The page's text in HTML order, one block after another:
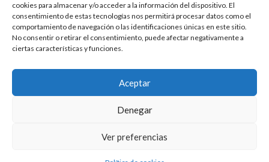
cookies para almacenar y/o acceder a la información del dispositivo. El
consentimiento de estas tecnologías nos permitirá procesar datos como el
comportamiento de navegación o las identificaciones únicas en este sitio.
No consentir o retirar el consentimiento, puede afectar negativamente a
ciertas características y funciones.
Aceptar
Denegar
Ver preferencias
Aviso Legal Política de privacidad Portal de transparencia
ASOCIACIÓN DE TALLERES DE REPARACIÓN DE
AUTOMÓVILES • CIF: G14023832
Mediación, Arbitraje y Conciliación, de la Consejería de Empleo
Puedes aprender más sobre qué cookies utilizamos o